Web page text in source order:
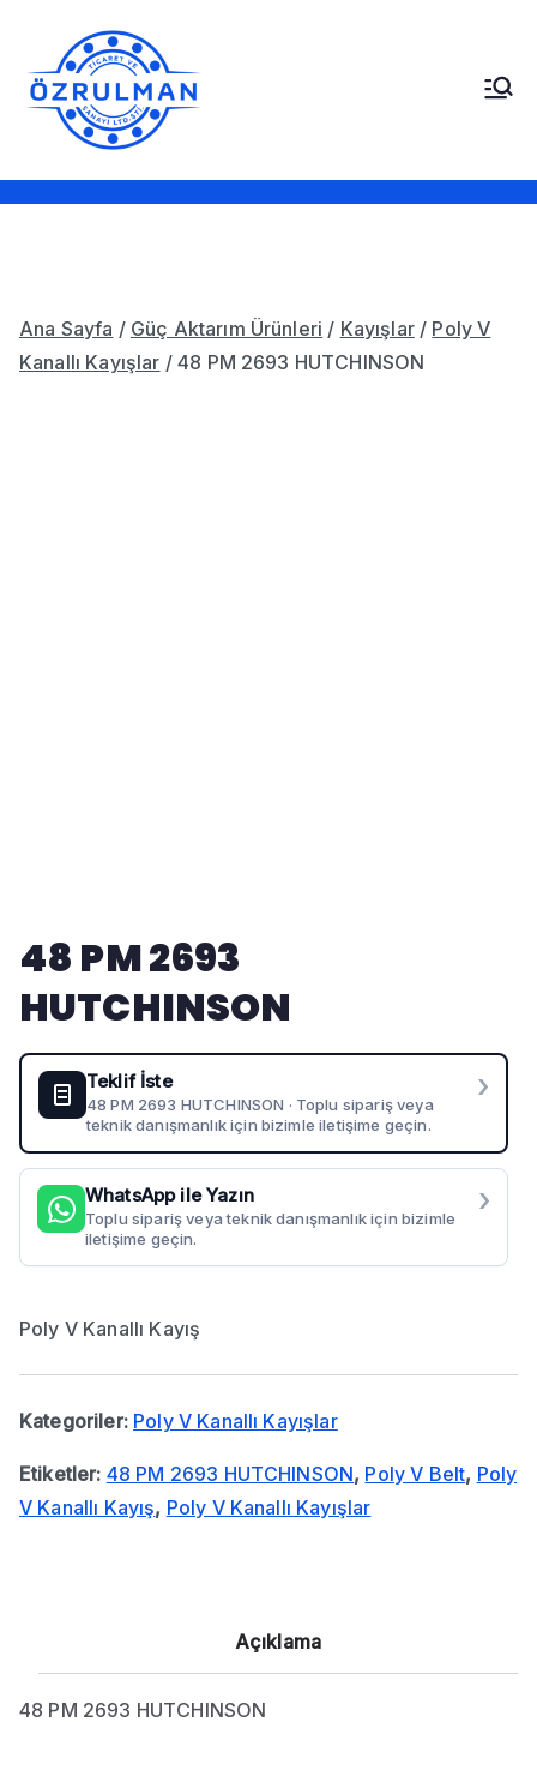
Ana Sayfa / Güç Aktarım Ürünleri / Kayışlar/ Poly V
Kanallı Kayışlar / 48 PM 2693 HUTCHINSON
48 PM 2693
HUTCHINSON
Poly V Kanallı Kayış
Teklif İste
48 PM 2693 HUTCHINSON · Toplu sipariş veya
teknik danışmanlık için bizimle iletişime geçin.
›
WhatsApp ile Yazın
Toplu sipariş veya teknik danışmanlık için bizimle
iletişime geçin.
›
Kategoriler: Poly V Kanallı Kayışlar
Etiketler: 48 PM 2693 HUTCHINSON, Poly V Belt, Poly
V Kanallı Kayış, Poly V Kanallı Kayışlar
Açıklama
48 PM 2693 HUTCHINSON